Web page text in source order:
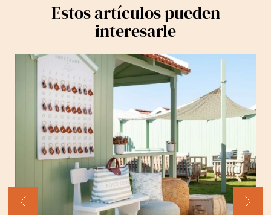
Estos artículos pueden
interesarle